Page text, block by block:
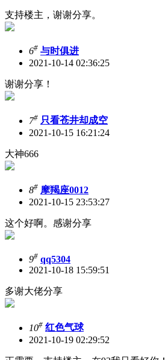
支持楼主，谢谢分享。
6# 与时俱进
2021-10-14 02:36:25
谢谢分享！
7# 只看苍井却成空
2021-10-15 16:21:24
大神666
8# 摩羯座0012
2021-10-15 23:53:27
这个好啊。感谢分享
9# qq5304
2021-10-18 15:59:51
多谢大佬分享
10# 红色气球
2021-10-19 02:29:52